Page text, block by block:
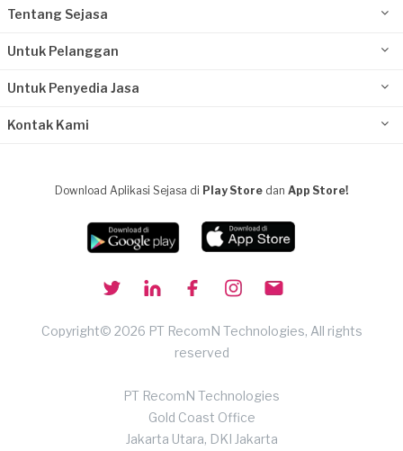
Tentang Sejasa
Untuk Pelanggan
Untuk Penyedia Jasa
Kontak Kami
Download Aplikasi Sejasa di Play Store dan App Store!
Copyright© 2026 PT RecomN Technologies, All rights
reserved
PT RecomN Technologies
Gold Coast Office
Jakarta Utara, DKI Jakarta